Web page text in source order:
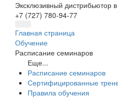
Эксклюзивный дистрибьютор
+7 (727) 780-94-77
Главная страница
Обучение
Расписание семинаров
Еще...
Расписание семинаров
Сертифицированные
Правила обучения